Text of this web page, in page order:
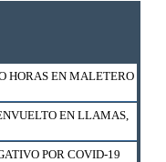
HORAS EN MALETERO
EN LLAMAS,
POR COVID-19